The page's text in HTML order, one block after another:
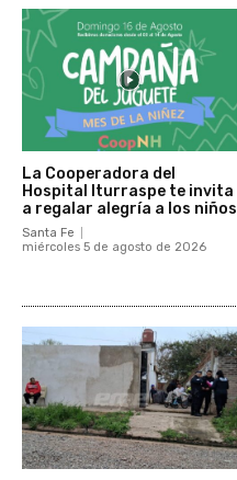
La Cooperadora del
Hospital Iturraspe te invita
a regalar alegría a los niños
Santa Fe
miércoles 5 de agosto de 2026